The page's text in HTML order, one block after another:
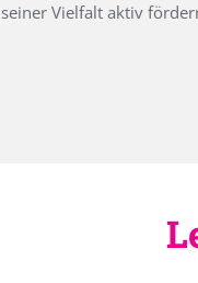
Vielfalt aktiv